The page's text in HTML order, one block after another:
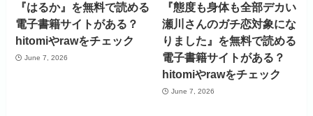
『はるか』を無料で読める
電子書籍サイトがある？
hitomiやrawをチェック
June 7, 2026
『態度も身体も全部デカい
瀬川さんのガチ恋対象にな
りました』を無料で読める
電子書籍サイトがある？
hitomiやrawをチェック
June 7, 2026